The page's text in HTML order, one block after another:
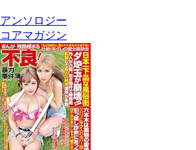
アンソロジー
コアマガジン